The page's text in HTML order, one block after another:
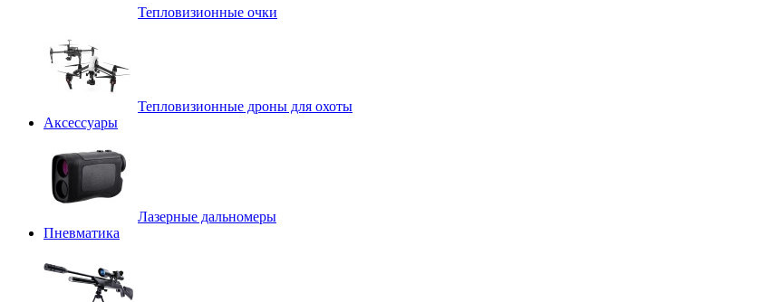
Тепловизионные очки
Тепловизионные дроны для охоты
Аксессуары
Лазерные дальномеры
Пневматика